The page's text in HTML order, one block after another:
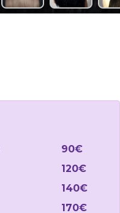
90€
120€
140€
170€